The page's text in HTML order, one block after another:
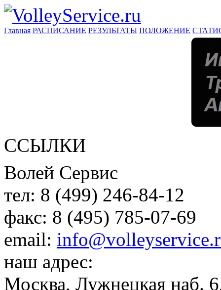
Главная РАСПИСАНИЕ РЕЗУЛЬТАТЫ ПОЛОЖЕНИЕ
ССЫЛКИ
Волей Сервис
тел: 8 (499) 246-84-12
факс: 8 (495) 785-07-69
email:
наш адрес:
Москва, Лужнецкая наб.